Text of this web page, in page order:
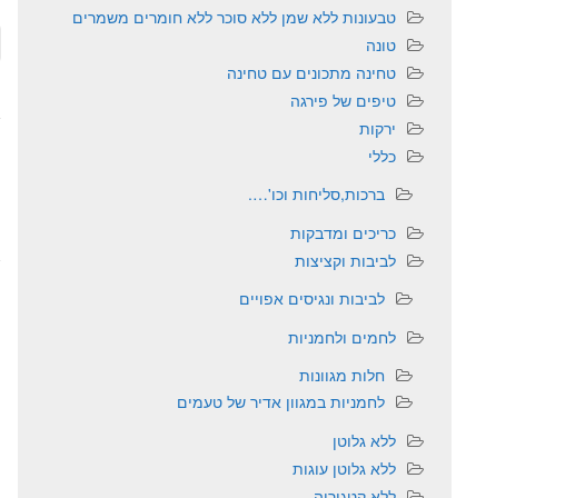
טבעונות ללא שמן ללא סוכר ללא חומרים משמרים
טונה
טחינה מתכונים עם טחינה
טיפים של פירגה
ירקות
כללי
ברכות,סליחות וכו'….
כריכים ומדבקות
לביבות וקציצות
לביבות ונגיסים אפויים
לחמים ולחמניות
חלות מגוונות
לחמניות במגוון אדיר של טעמים
ללא גלוטן
ללא גלוטן עוגות